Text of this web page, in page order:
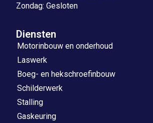
Zondag: Gesloten
Diensten
Motorinbouw en onderhoud
Laswerk
Boeg- en hekschroefinbouw
Schilderwerk
Stalling
Gaskeuring